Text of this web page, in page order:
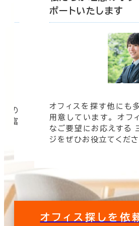
の
豊富
ポートいたします
オフィスを探す他にも
用意しています。 オフ
なご要望にお応えする
ジをぜひお役立てくださ
オフィス探しを依